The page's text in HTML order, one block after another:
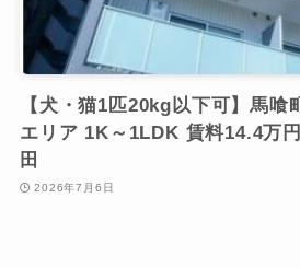
【犬・猫1匹20kg以下可】馬喰
エリア 1K～1LDK 賃料14.4万
田
2026年7月6日